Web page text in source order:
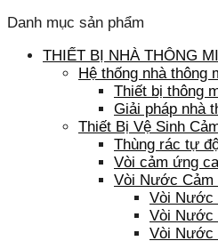
Danh mục sản phẩm
THIẾT BỊ NHÀ THÔNG
Hệ thống nhà thông
Thiết bị thông
Giải pháp nhà
Thiết Bị Vệ Sinh
Thùng rác tự
Vòi cảm ứng
Vòi Nước Cảm
Vòi Nước
Vòi Nước
Vòi Nước